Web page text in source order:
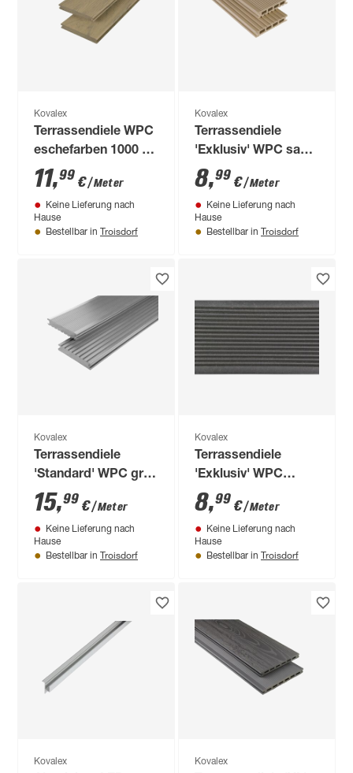
Kovalex
Terrassendiele WPC
eschefarben 1000 x
145 x 20 mm
11,99 €/ Meter
Keine Lieferung nach
Hause
Bestellbar in Troisdorf
Kovalex
Terrassendiele
'Exklusiv' WPC sand
1000 x 145 x 26 mm
8,99 €/ Meter
Keine Lieferung nach
Hause
Bestellbar in Troisdorf
Kovalex
Terrassendiele
'Standard' WPC grau
1000 x 145 x 26 mm
15,99 €/ Meter
Keine Lieferung nach
Hause
Bestellbar in Troisdorf
Kovalex
Terrassendiele
'Exklusiv' WPC
anthrazit 1000 x 145
x 26 mm
8,99 €/ Meter
Keine Lieferung nach
Hause
Bestellbar in Troisdorf
Kovalex Kovalex